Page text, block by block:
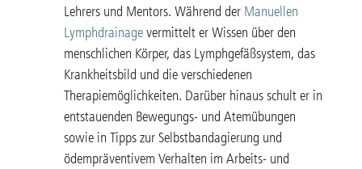
Lehrers und Mentors. Während der Manuellen
Lymphdrainagevermittelt er Wissen über den
menschlichen Körper, das Lymphgefäßsystem, das
Krankheitsbild und die verschiedenen
Therapiemöglichkeiten. Darüber hinaus schult er in
entstauenden Bewegungs- und Atemübungen
sowie in Tipps zur Selbstbandagierung und
ödempräventivem Verhalten im Arbeits- und